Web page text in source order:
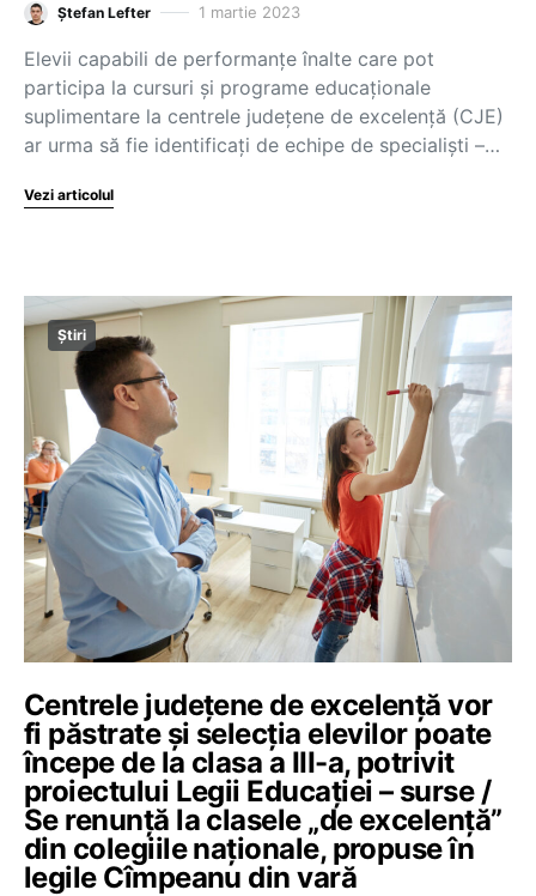
Ștefan Lefter 1 martie 2023
Elevii capabili de performanțe înalte care pot
participa la cursuri și programe educaționale
suplimentare la centrele județene de excelență (CJE)
ar urma să fie identificați de echipe de specialiști –…
Vezi articolul
Știri
Centrele județene de excelență vor
fi păstrate și selecția elevilor poate
începe de la clasa a III-a, potrivit
proiectului Legii Educației – surse /
Se renunță la clasele „de excelență”
din colegiile naționale, propuse în
legile Cîmpeanu din vară